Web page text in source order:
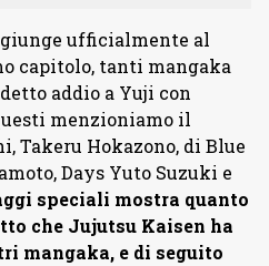
ufficialmente al
capitolo, tanti mangaka
addio a Yuji con
menzioniamo il
Takeru Hokazono, di Blue
Days Yuto Suzuki e
speciali mostra quanto
che Jujutsu Kaisen ha
mangaka, e di seguito